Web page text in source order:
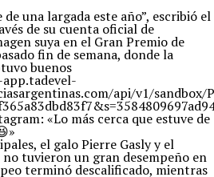
de una largada este año”, escribió el
de su cuenta oficial de
suya en el Gran Premio de
fin de semana, donde la
buenos
api/v1/sandbox/
«Lo más cerca que estuve de
el galo Pierre Gasly y el
tuvieron un gran desempeño en
terminó descalificado, mientras